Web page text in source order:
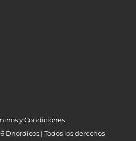
y Condiciones
Dnordicos | Todos los derechos